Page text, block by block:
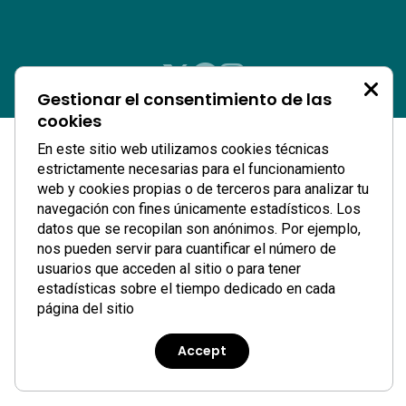
Gestionar el consentimiento de las
cookies
En este sitio web utilizamos cookies técnicas
estrictamente necesarias para el funcionamiento
web y cookies propias o de terceros para analizar tu
navegación con fines únicamente estadísticos. Los
datos que se recopilan son anónimos. Por ejemplo,
nos pueden servir para cuantificar el número de
usuarios que acceden al sitio o para tener
estadísticas sobre el tiempo dedicado en cada
página del sitio
Accept